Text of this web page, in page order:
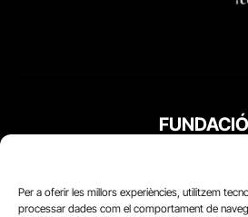
Per a oferir les millors experiències, utilitzem
processar dades com el comportament de
FUNDACIÓ